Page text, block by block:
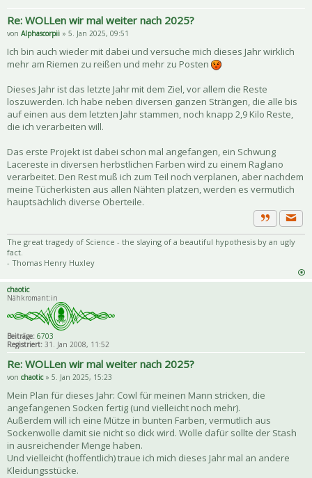
Re: WOLLen wir mal weiter nach 2025?
von Alphascorpii » 5. Jan 2025, 09:51
Ich bin auch wieder mit dabei und versuche mich dieses Jahr wirklich
mehr am Riemen zu reißen und mehr zu Posten
Dieses Jahr ist das letzte Jahr mit dem Ziel, vor allem die Reste
loszuwerden. Ich habe neben diversen ganzen Strängen, die alle bis
auf einen aus dem letzten Jahr stammen, noch knapp 2,9 Kilo Reste,
die ich verarbeiten will.
Das erste Projekt ist dabei schon mal angefangen, ein Schwung
Lacereste in diversen herbstlichen Farben wird zu einem Raglano
verarbeitet. Den Rest muß ich zum Teil noch verplanen, aber nachdem
meine Tücherkisten aus allen Nähten platzen, werden es vermutlich
hauptsächlich diverse Oberteile.
Zitat
The great tragedy of Science - the slaying of a beautiful hypothesis by an ugly
fact.
- Thomas Henry Huxley
chaotic
Nähkromant:in
Beiträge: 6703
Registriert: 31. Jan 2008, 11:52
Re: WOLLen wir mal weiter nach 2025?
von chaotic» 5. Jan 2025, 15:23
Mein Plan für dieses Jahr: Cowl für meinen Mann stricken, die
angefangenen Socken fertig (und vielleicht noch mehr).
Außerdem will ich eine Mütze in bunten Farben, vermutlich aus
Sockenwolle damit sie nicht so dick wird. Wolle dafür sollte der Stash
in ausreichender Menge haben.
Und vielleicht (hoffentlich) traue ich mich dieses Jahr mal an andere
Kleidungsstücke.